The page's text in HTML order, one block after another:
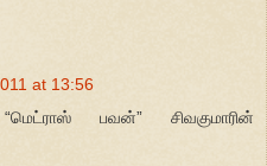
at 13:56
பவன்” சிவகுமாரின்